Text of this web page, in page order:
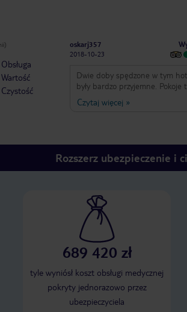
Obsługa
Wartość
Czystość
oskarj357
2018-10-23
Dwie doby spędzone w tym
były bardzo przyjemne. Pokoje
dla sieci ibis. Bardzo miły
Smaczne francuskie śniadania.
Czytaj więcej »
Rozszerz ubezpieczenie i
689 420 zł
tyle wyniósł koszt obsługi medycznej
pokryty jednorazowo przez
ubezpieczyciela